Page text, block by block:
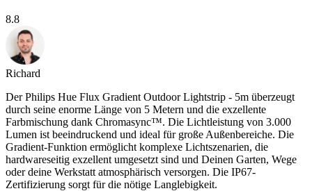
8.8
Richard
Der Philips Hue Flux Gradient Outdoor Lightstrip - 5m überzeugt
durch seine enorme Länge von 5 Metern und die exzellente
Farbmischung dank Chromasync™. Die Lichtleistung von 3.000
Lumen ist beeindruckend und ideal für große Außenbereiche. Die
Gradient-Funktion ermöglicht komplexe Lichtszenarien, die
hardwareseitig exzellent umgesetzt sind und Deinen Garten, Wege
oder deine Werkstatt atmosphärisch versorgen. Die IP67-
Zertifizierung sorgt für die nötige Langlebigkeit.